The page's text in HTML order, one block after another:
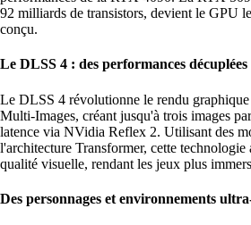
92 milliards de transistors, devient le GPU
conçu.
Le DLSS 4 : des performances décuplées
Le DLSS 4 révolutionne le rendu graphique
Multi-Images, créant jusqu'à trois images
latence via NVidia Reflex 2. Utilisant des
l'architecture Transformer, cette technologie
qualité visuelle, rendant les jeux plus
Des personnages et environnements